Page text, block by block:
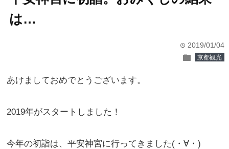
は…
time 2019/01/04
folder 京都観光
あけましておめでとうございます。
2019年がスタートしました！
今年の初詣は、平安神宮に行ってきました(・∀・)